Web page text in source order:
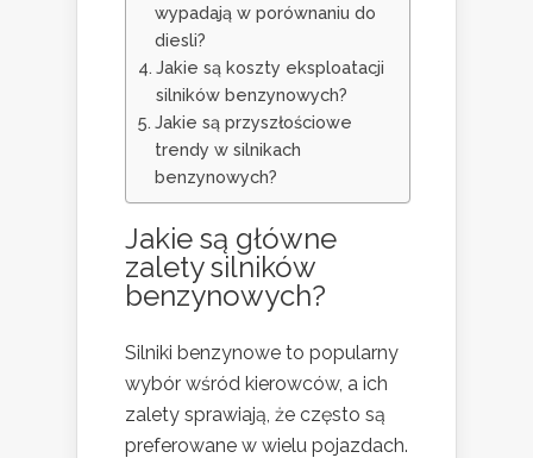
wypadają w porównaniu do
diesli?
Jakie są koszty eksploatacji
silników benzynowych?
Jakie są przyszłościowe
trendy w silnikach
benzynowych?
Jakie są główne
zalety silników
benzynowych?
Silniki benzynowe to popularny
wybór wśród kierowców, a ich
zalety sprawiają, że często są
preferowane w wielu pojazdach.